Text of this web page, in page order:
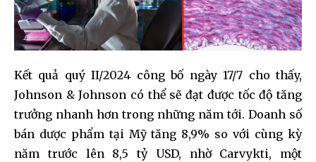
Kết quả quý II/2024 công bố ngày 17/7 cho thấy,
Johnson & Johnson có thể sẽ đạt được tốc độ tăng
trưởng nhanh hơn trong những năm tới. Doanh số
bán dược phẩm tại Mỹ tăng 8,9% so với cùng kỳ
năm trước lên 8,5 tỷ USD, nhờ Carvykti, một